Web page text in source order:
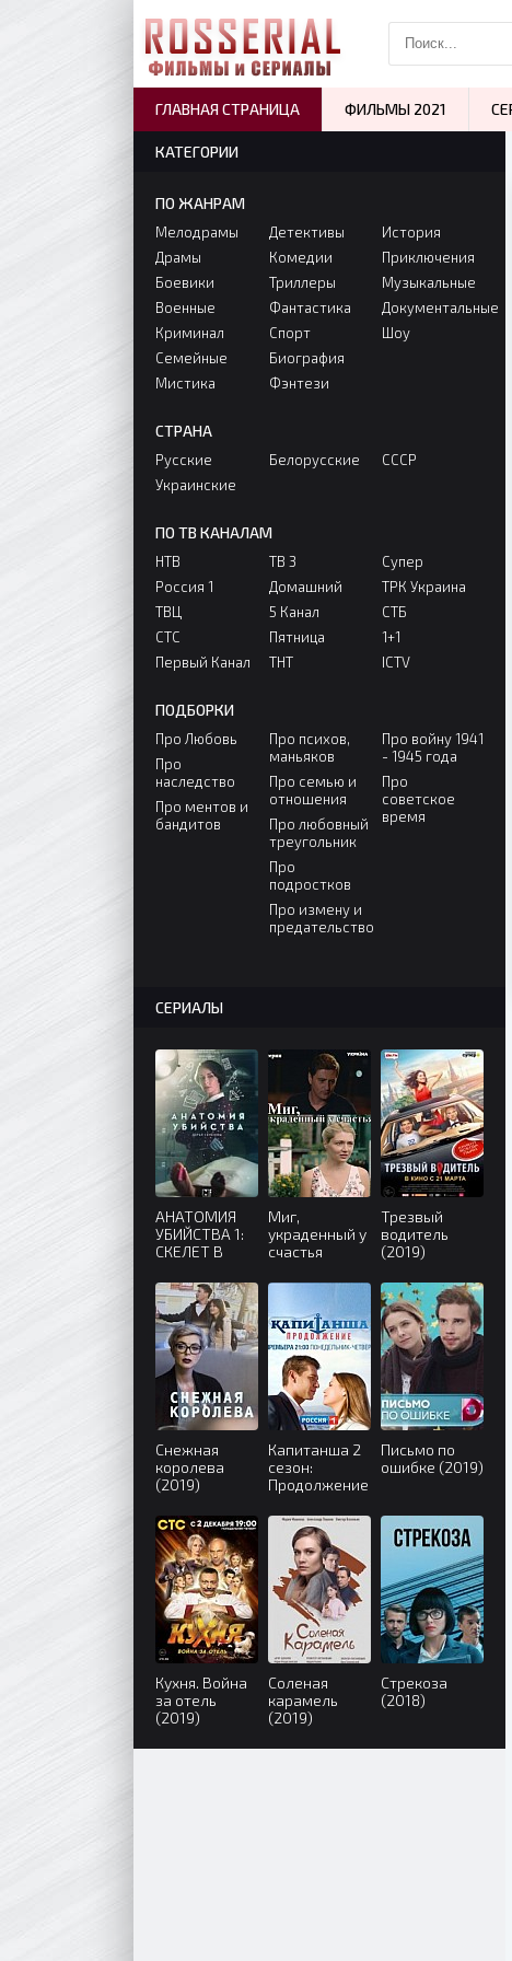
КАТЕГОРИИ
ПО ЖАНРАМ
Мелодрамы
Драмы
Боевики
Военные
Криминал
Семейные
Мистика
Детективы
Комедии
Триллеры
Фантастика
Спорт
Биография
Фэнтези
История
Приключения
Музыкальные
Документальные
Шоу
СТРАНА
Русские
Украинские
Белорусские СССР
ПО ТВ КАНАЛАМ
НТВ
Россия 1
ТВЦ
СТС
Первый Канал
ТВ 3
Домашний
5 Канал
Пятница
ТНТ
Супер
ТРК Украина
СТБ
1+1
ICTV
ПОДБОРКИ
Про Любовь
Про
наследство
Про ментов и
бандитов
Про психов,
маньяков
Про семью и
отношения
Про любовный
треугольник
Про
подростков
Про измену и
предательство
Про войну 1941
- 1945 года
Про
советское
время
СЕРИАЛЫ
АНАТОМИЯ
УБИЙСТВА 1:
СКЕЛЕТ В
Миг,
украденный у
счастья
Трезвый
водитель
(2019)
Снежная
королева
(2019)
Капитанша 2
сезон:
Продолжение
Письмо по
ошибке (2019)
Кухня. Война
за отель
(2019)
Соленая
карамель
(2019)
Стрекоза
(2018)
ГЛАВНАЯ СТРАНИЦА ФИЛЬМЫ 2021